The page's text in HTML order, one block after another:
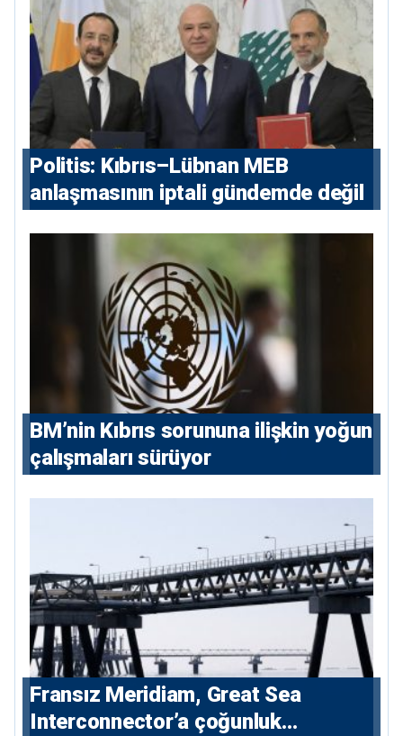
Politis: Kıbrıs–Lübnan MEB
anlaşmasının iptali gündemde değil
BM’nin Kıbrıs sorununa ilişkin yoğun
çalışmaları sürüyor
Fransız Meridiam, Great Sea
Interconnector’a çoğunluk